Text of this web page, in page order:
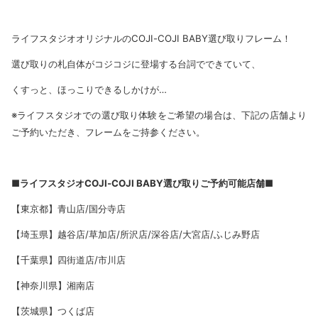
ライフスタジオオリジナルのCOJI-COJI BABY選び取りフレーム！
選び取りの札自体がコジコジに登場する台詞でできていて、
くすっと、ほっこりできるしかけが…
※ライフスタジオでの選び取り体験をご希望の場合は、下記の店舗より
ご予約いただき、フレームをご持参ください。
■ライフスタジオCOJI-COJI BABY選び取りご予約可能店舗■
【東京都】青山店/国分寺店
【埼玉県】越谷店/草加店/所沢店/深谷店/大宮店/ふじみ野店
【千葉県】四街道店/市川店
【神奈川県】湘南店
【茨城県】つくば店